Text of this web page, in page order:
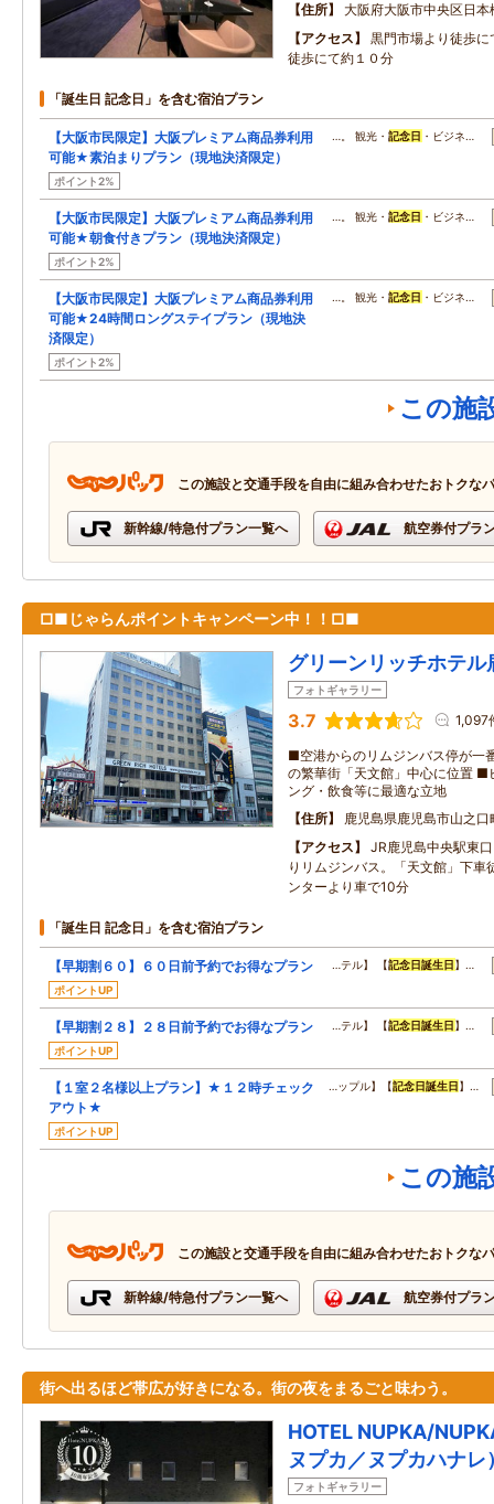
住所
大阪府大阪市中央区日
アクセス
黒門市場より徒歩
徒歩にて約１０分
「誕生日 記念日」を含む宿泊プラン
【大阪市民限定】大阪プレミアム商品券利用
可能★素泊まりプラン（現地決済限定）
ポイント2%
…。 観光・記念日 ・ビジネ…
【大阪市民限定】大阪プレミアム商品券利用
可能★朝食付きプラン（現地決済限定）
ポイント2%
…。 観光・記念日 ・ビジネ…
【大阪市民限定】大阪プレミアム商品券利用
可能★24時間ロングステイプラン（現地決
済限定）
ポイント2%
…。 観光・記念日 ・ビジネ…
この施
この施設と交通手段を自由に組み合わせたおトクな
新幹線/特急付プラン一覧へ 航空券付プラ
□■じゃらんポイントキャンペーン中！！□■
グリーンリッチホテル
フォトギャラリー
3.7 1,097
■空港からのリムジンバス停が一
の繁華街「天文館」中心に位置 ■
ング・飲食等に最適な立地
住所
鹿児島県鹿児島市山之
アクセス
JR鹿児島中央駅東
りリムジンバス。「天文館」下車
ンターより車で10分
「誕生日 記念日」を含む宿泊プラン
【早期割６０】６０日前予約でお得なプラン
ポイントUP
…テル】 【記念日誕生日 】…
【早期割２８】２８日前予約でお得なプラン
ポイントUP
…テル】 【記念日誕生日 】…
【１室２名様以上プラン】★１２時チェック
アウト★
ポイントUP
…ップル】【記念日誕生日 】…
この施
この施設と交通手段を自由に組み合わせたおトクな
新幹線/特急付プラン一覧へ 航空券付プラ
街へ出るほど帯広が好きになる。街の夜をまるごと味わう。
HOTEL NUPKA/
ヌプカ／ヌプカハナレ
フォトギャラリー